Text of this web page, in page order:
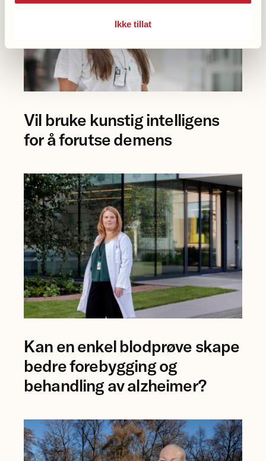
Ikke tillat
av
forsker
Aamodt
på
Rikshospitalet.
Vil bruke kunstig intelligens
for å forutse demens
av
forsker
Ingrid
Augestad.
Kan en enkel blodprøve skape
bedre forebygging og
behandling av alzheimer?